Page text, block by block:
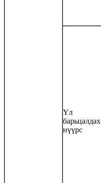
Үл
барьцалдах
нүүрс